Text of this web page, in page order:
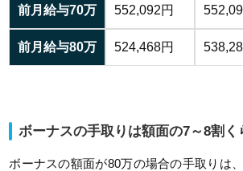
前月給与70万 552,092円
前月給与80万 524,468円
ボーナスの手取りは額面の7～8割く
ボーナスの額面が80万の場合の手取りは